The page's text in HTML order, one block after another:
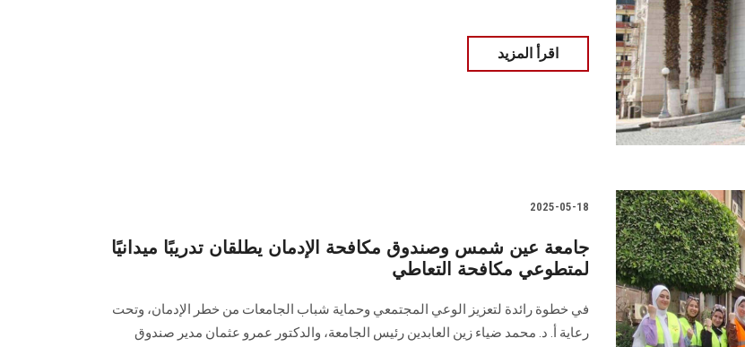
اقرأ المزيد
2025-05-18
جامعة عين شمس وصندوق مكافحة الإدمان يطلقان تدريبًا ميدانيًا
لمتطوعي مكافحة التعاطي
في خطوة رائدة لتعزيز الوعي المجتمعي وحماية شباب الجامعات من خطر الإدمان، وتحت
رعاية أ. د. محمد ضياء زين العابدين رئيس الجامعة، والدكتور عمرو عثمان مدير صندوق